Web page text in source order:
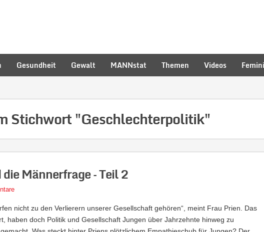
Gesundheit Gewalt MANNstat Themen Videos
Stichwort"Geschlechterpolitik"
Männerfrage – Teil 2
nicht zu den Verlierern unserer Gesellschaft gehören“, meint Frau Prien. Das
haben doch Politik und Gesellschaft Jungen über Jahrzehnte hinweg zu